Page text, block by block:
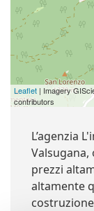
Leaflet | Imagery
contributors
L’agenzia
prezzi
altamente